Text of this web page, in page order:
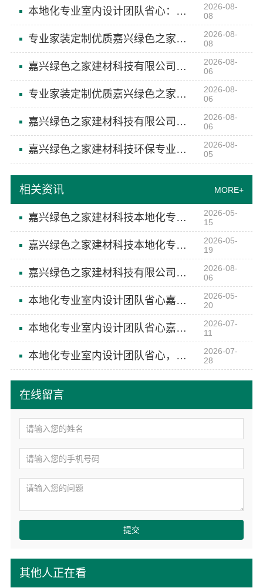
其他人正在看
在线留言
提交
本地化专业室内设计团队省心：嘉兴绿色之家建材科技
2026-08-
08
专业家装定制优质嘉兴绿色之家建材科技有限公司
2026-08-
08
嘉兴绿色之家建材科技有限公司：专业家装定制优质
2026-08-
06
专业家装定制优质嘉兴绿色之家建材科技有限公司
2026-08-
06
嘉兴绿色之家建材科技有限公司：本地化专业室内设计团队省心
2026-08-
06
嘉兴绿色之家建材科技环保专业家装团队
2026-08-
05
相关资讯 MORE+
嘉兴绿色之家建材科技本地化专业室内设计团队省心
2026-05-
15
嘉兴绿色之家建材科技本地化专业室内设计团队省心
2026-05-
19
嘉兴绿色之家建材科技有限公司：本地化专业室内设计团队省心
2026-08-
06
本地化专业室内设计团队省心嘉兴绿色之家建材科技
2026-05-
20
本地化专业室内设计团队省心嘉兴绿色之家建材科技
2026-07-
11
本地化专业室内设计团队省心，嘉兴绿色之家建材科技有限公司让您无忧装修
2026-07-
28